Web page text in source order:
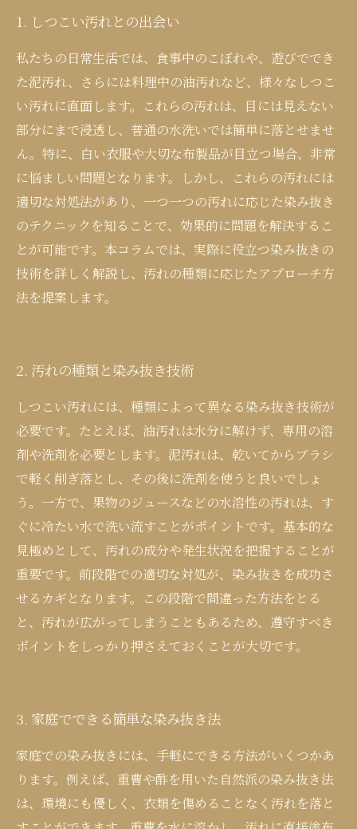
1. しつこい汚れとの出会い
私たちの日常生活では、食事中のこぼれや、遊びででき
た泥汚れ、さらには料理中の油汚れなど、様々なしつこ
い汚れに直面します。これらの汚れは、目には見えない
部分にまで浸透し、普通の水洗いでは簡単に落とせませ
ん。特に、白い衣服や大切な布製品が目立つ場合、非常
に悩ましい問題となります。しかし、これらの汚れには
適切な対処法があり、一つ一つの汚れに応じた染み抜き
のテクニックを知ることで、効果的に問題を解決するこ
とが可能です。本コラムでは、実際に役立つ染み抜きの
技術を詳しく解説し、汚れの種類に応じたアプローチ方
法を提案します。
2. 汚れの種類と染み抜き技術
しつこい汚れには、種類によって異なる染み抜き技術が
必要です。たとえば、油汚れは水分に解けず、専用の溶
剤や洗剤を必要とします。泥汚れは、乾いてからブラシ
で軽く削ぎ落とし、その後に洗剤を使うと良いでしょ
う。一方で、果物のジュースなどの水溶性の汚れは、す
ぐに冷たい水で洗い流すことがポイントです。基本的な
見極めとして、汚れの成分や発生状況を把握することが
重要です。前段階での適切な対処が、染み抜きを成功さ
せるカギとなります。この段階で間違った方法をとる
と、汚れが広がってしまうこともあるため、遵守すべき
ポイントをしっかり押さえておくことが大切です。
3. 家庭でできる簡単な染み抜き法
家庭での染み抜きには、手軽にできる方法がいくつかあ
ります。例えば、重曹や酢を用いた自然派の染み抜き法
は、環境にも優しく、衣類を傷めることなく汚れを落と